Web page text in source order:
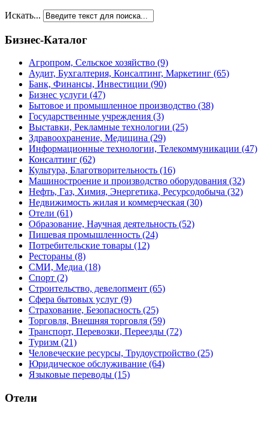
Искать...
Бизнес-Каталог
Агропром, Сельское хозяйство (9)
Аудит, Бухгалтерия, Консалтинг, Маркетинг (65)
Банк, Финансы, Инвестиции (90)
Бизнес услуги (47)
Бытовое и промышленное производство (38)
Государственные учреждения (3)
Выставки, Рекламные технологии (25)
Здравоохранение, Медицина (29)
Информационные технологии, Телекоммуникации (47)
Консалтинг (62)
Культура, Благотворительность (16)
Машиностроение и производство оборудования (32)
Нефть, Газ, Химия, Энергетика, Ресурсодобыча (32)
Недвижимость жилая и коммерческая (30)
Отели (61)
Образование, Научная деятельность (52)
Пишевая промышленность (24)
Потребительские товары (12)
Рестораны (8)
СМИ, Медиа (18)
Спорт (2)
Строительство, девелопмент (65)
Сфера бытовых услуг (9)
Страхование, Безопасность (25)
Торговля, Внешняя торговля (59)
Транспорт, Перевозки, Переезды (72)
Туризм (21)
Человеческие ресурсы, Трудоустройство (25)
Юридическое обслуживание (64)
Языковые переводы (15)
Отели